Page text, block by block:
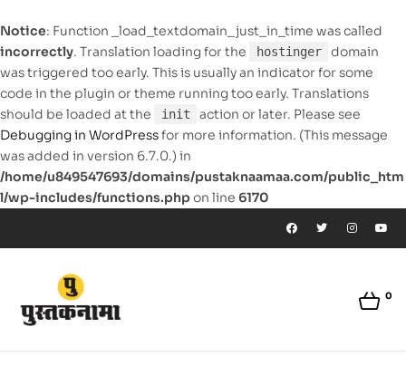
Notice: Function _load_textdomain_just_in_time was called
incorrectly. Translation loading for the hostinger
domain
was triggered too early. This is usually an indicator for some
code in the plugin or theme running too early. Translations
should be loaded at the
init
action or later. Please see
Debugging in WordPressfor more information. (This message
was added in version 6.7.0.) in
/home/u849547693/domains/pustaknaamaa.com/public_htm
l/wp-includes/functions.phpon line 6170
pustaknaamaa.com
0